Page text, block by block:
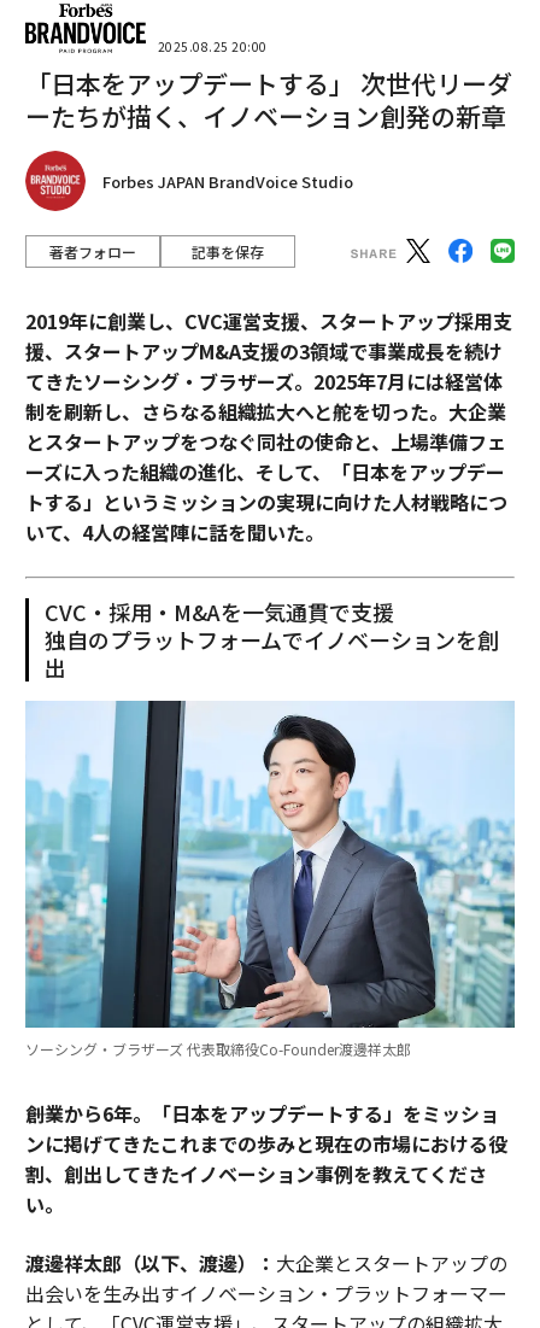
2025.08.25 20:00
「日本をアップデートする」 次世代リーダ
ーたちが描く、イノベーション創発の新章
Forbes JAPAN BrandVoice Studio
著者フォロー 記事を保存
2019年に創業し、CVC運営支援、スタートアップ採用支
援、スタートアップM&A支援の3領域で事業成長を続け
てきたソーシング・ブラザーズ。2025年7月には経営体
制を刷新し、さらなる組織拡大へと舵を切った。大企業
とスタートアップをつなぐ同社の使命と、上場準備フェ
ーズに入った組織の進化、そして、「日本をアップデー
トする」というミッションの実現に向けた人材戦略につ
いて、4人の経営陣に話を聞いた。
CVC・採用・M&Aを一気通貫で支援
独自のプラットフォームでイノベーションを創
出
ソーシング・ブラザーズ 代表取締役Co-Founder渡邊祥太郎
――創業から6年。「日本をアップデートする」をミッショ
ンに掲げてきたこれまでの歩みと現在の市場における役
割、創出してきたイノベーション事例を教えてくださ
い。
渡邊祥太郎（以下、渡邊）： 大企業とスタートアップの
出会いを生み出すイノベーション・プラットフォーマー